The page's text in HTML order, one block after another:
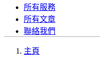
所有服務
所有文章
聯絡我們
主頁